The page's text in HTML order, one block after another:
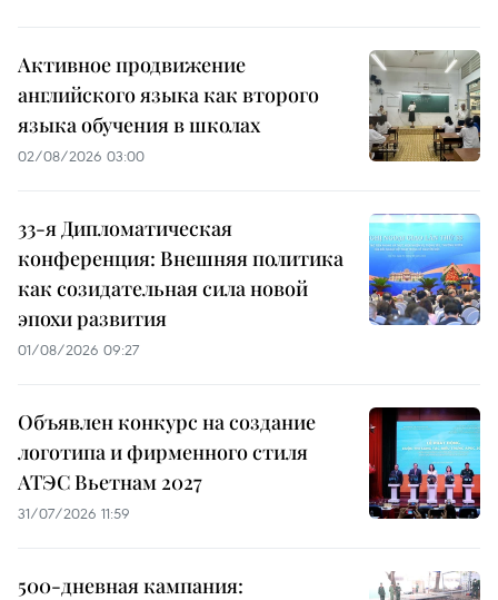
Активное продвижение
английского языка как второго
языка обучения в школах
02/08/2026 03:00
33-я Дипломатическая
конференция: Внешняя политика
как созидательная сила новой
эпохи развития
01/08/2026 09:27
Объявлен конкурс на создание
логотипа и фирменного стиля
АТЭС Вьетнам 2027
31/07/2026 11:59
500-дневная кампания: